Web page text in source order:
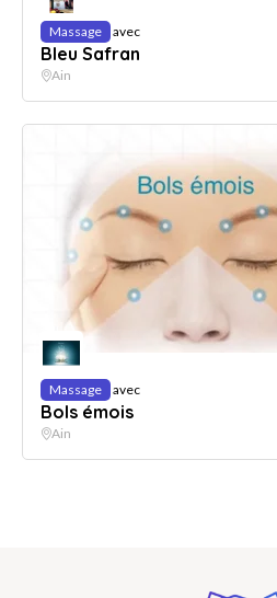
Massage avec
Bleu Safran
Ain
Massage avec
Bols émois
Ain